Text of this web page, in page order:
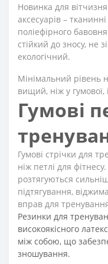
Новинка для
аксесуарів –
поліефірного
стійкий до зносу, не
екологічний.
Мінімальний рівень
вищий, ніж у гумової,
Гумові
Гумові стрічки для
ніж петлі для
розтягуються
підтягування,
вправ для
Резинки для
високоякісного
між собою, що
зношування.